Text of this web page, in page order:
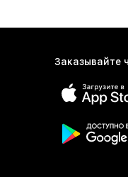
Заказывайте